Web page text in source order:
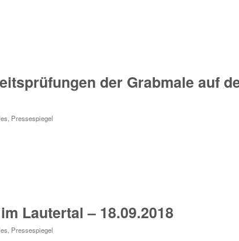
der Grabmale auf
, Pressespiegel
Lautertal – 18.09.2018
, Pressespiegel